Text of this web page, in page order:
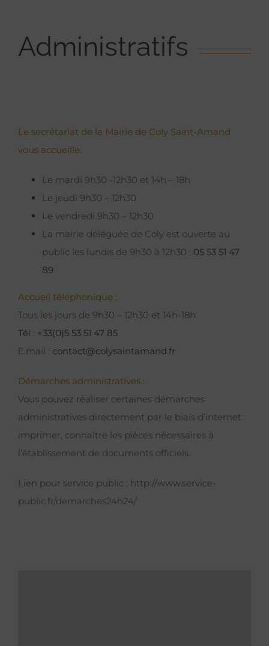
Administratifs
Le secrétariat de la Mairie de Coly Saint-Amand
vous accueille.
Le mardi 9h30 -12h30 et 14h – 18h
Le jeudi 9h30 – 12h30
Le vendredi 9h30 – 12h30
La mairie déléguée de Coly est ouverte au
public les lundis de 9h30 à 12h30 : 05 53 51 47
89
Accueil téléphonique :
Tous les jours de 9h30 – 12h30 et 14h-18h
Tél : +33(0)5 53 51 47 85
E.mail : contact@colysaintamand.fr
Démarches administratives :
Vous pouvez réaliser certaines démarches
administratives directement par le biais d’internet :
imprimer, connaître les pièces nécessaires à
l’établissement de documents officiels.
Lien pour service public : http://www.service-
public.fr/demarches24h24/